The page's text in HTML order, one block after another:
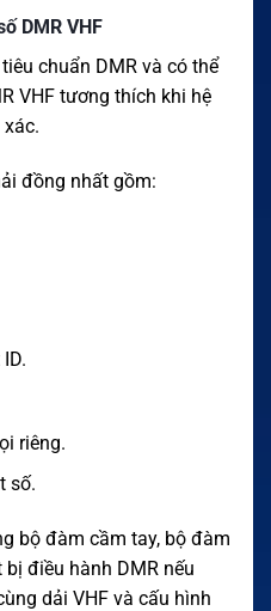
DMR VHF
chuẩn DMR và có thể
VHF tương thích khi hệ
đồng nhất gồm:
riêng.
số.
bộ đàm cầm tay, bộ đàm
điều hành DMR nếu
dải VHF và cấu hình